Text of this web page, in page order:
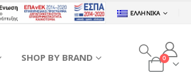
ΕΛΛΗΝΙΚΆ
SHOP BY BRAND 0